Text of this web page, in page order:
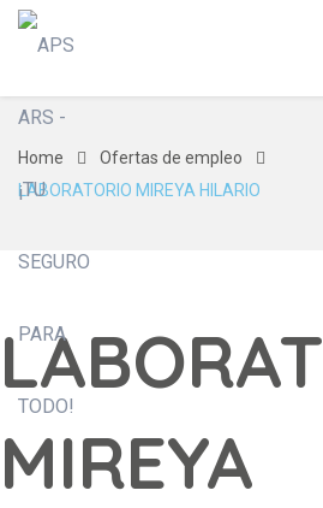
Home
Ofertas de empleo
LABORATORIO MIREYA HILARIO
MIREYA